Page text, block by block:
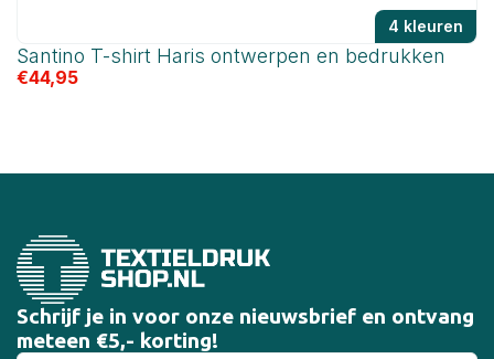
4 kleuren
Santino T-shirt Haris ontwerpen en bedrukken
€44,95
Schrijf je in voor onze nieuwsbrief en ontvang
meteen €5,- korting!